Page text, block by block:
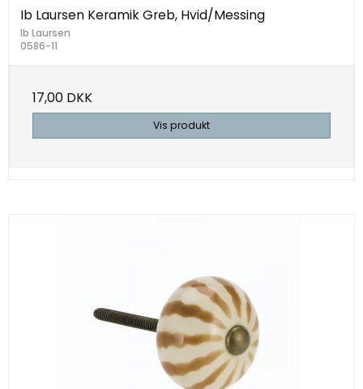
Ib Laursen Keramik Greb, Hvid/Messing
Ib Laursen
0586-11
17,00 DKK
Vis produkt